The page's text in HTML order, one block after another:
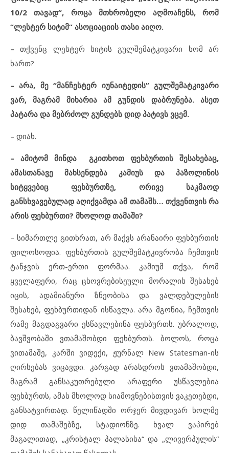
10/2 თავად“, როცა მთხრობელი აღმოაჩენს, რომ
“ლესტერ სიტიმ” ასოციაციის თასი აიღო.
–თქვენც ლესტერ სიტის გულშემატკივარი ხომ არ
ხართ?
– არა, მე“მანჩესტერ იუნაიტედის” გულშემატკივარი
ვარ, მაგრამ მიხარია ამ გუნდის დაბრუნება. ასეთ
პატარა და მებრძოლ გუნდებს დიდ პატივს ვცემ.
– დიახ.
– ამიტომ მინდა გკითხოთ ფეხბურთის შესახებაც,
ამასთანავე მახსენდება კამიუს და პაზოლინის
სიტყვებიც ფეხბურთზე, ორივე საკმაოდ
განსხვავებულად აღიქვამდა ამ თამაშს… თქვენთვის რა
არის ფეხბურთი? მხოლოდ თამაში?
– სიმართლე გითხრათ, არ მაქვს არანაირი ფეხბურთის
ფილოსოფია. ფეხბურთის გულშემატკივრობა ჩემთვის
ტანჯვის ერთ-ერთი ფორმაა. კამიუმ თქვა, რომ
ყველაფერი, რაც ცხოვრებისეული მორალის შესახებ
იცის, ადამიანური ზნეობისა და ვალდებულების
შესახებ, ფეხბურთიდან ისწავლა. არა მგონია, ჩემთვის
რამე მაგდაგვარი ესწავლებინა ფეხბურთს. უბრალოდ,
ბავშვობაში ვთამაშობდი ფეხბურთს. ბოლოს, როცა
ვითამაშე, კარში ვიდექი, ჟურნალ New Statesman-ის
ღირსებას ვიცავდი. კარგად არასდროს ვთამაშობდი,
მაგრამ განსაკუთრებული არაფერი უსწავლებია
ფეხბურთს, ამას მხოლოდ სიამოვნებისთვის ვაკეთებდი,
განსატვირთად. წელიწადში ორჯერ მივდივარ ხოლმე
დიდ თამაშებზე, სტადიონზე. ხვალ ვაპირებ
მაგალითად, „კრისტალ პალასისა“ და „ლივერპულის“